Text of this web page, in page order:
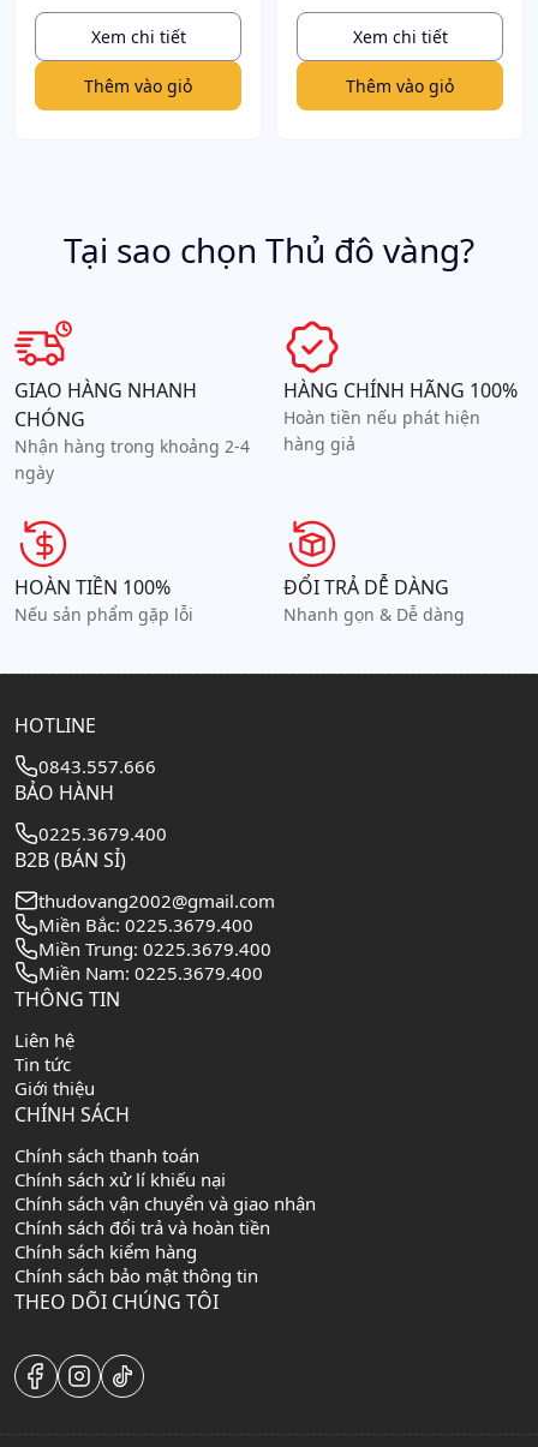
Xem chi tiết
Thêm vào giỏ
Xem chi tiết
Thêm vào giỏ
Tại sao chọn Thủ đô vàng?
GIAO HÀNG NHANH
CHÓNG
Nhận hàng trong khoảng 2-4
ngày
HÀNG CHÍNH HÃNG 100%
Hoàn tiền nếu phát hiện
hàng giả
HOÀN TIỀN 100%
Nếu sản phẩm gặp lỗi
ĐỔI TRẢ DỄ DÀNG
Nhanh gọn & Dễ dàng
HOTLINE
0843.557.666
BẢO HÀNH
0225.3679.400
B2B (BÁN SỈ)
thudovang2002@gmail.com
Miền Bắc: 0225.3679.400
Miền Trung: 0225.3679.400
Miền Nam: 0225.3679.400
THÔNG TIN
Liên hệ
Tin tức
Giới thiệu
CHÍNH SÁCH
Chính sách thanh toán
Chính sách xử lí khiếu nại
Chính sách vận chuyển và giao nhận
Chính sách đổi trả và hoàn tiền
Chính sách kiểm hàng
Chính sách bảo mật thông tin
THEO DÕI CHÚNG TÔI